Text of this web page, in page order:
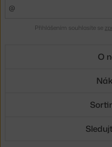
Přihlášením souhlasíte se
O